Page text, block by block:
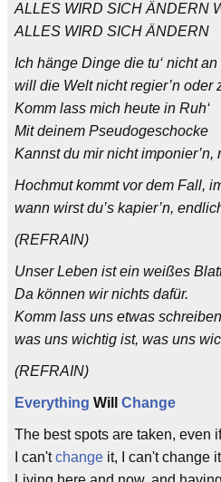
ALLES WIRD SICH ÄNDERN
ALLES WIRD SICH ÄNDERN
Ich hänge Dinge die tu‘ nicht
will die Welt nicht regier’n oder
Komm lass mich heute in Ruh‘
Mit deinem Pseudogeschocke
Kannst du mir nicht imponier’n,
Hochmut kommt vor dem Fall,
wann wirst du’s kapier’n,
(REFRAIN)
Unser Leben ist ein weißes
Da können wir nichts dafür.
Komm lass uns etwas
was uns wichtig ist, was uns
(REFRAIN)
Everything Will Change
The best spots are taken, even
I can'tchange it, I can't change